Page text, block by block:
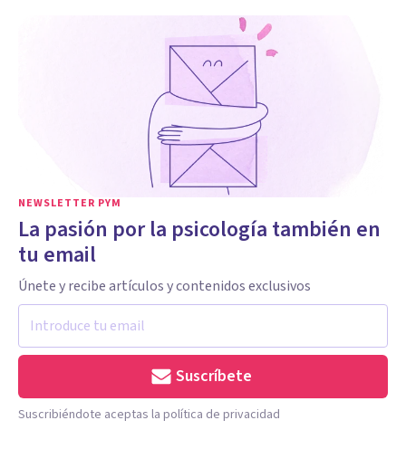
NEWSLETTER PYM
La pasión por la psicología también en
tu email
Únete y recibe artículos y contenidos exclusivos
Suscríbete
Suscribiéndote aceptas la política de privacidad